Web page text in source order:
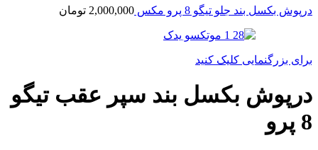
درپوش بکسل بند جلو تیگو 8 پرو مکس 2,000,000 تومان
برای بزرگنمایی کلیک کنید
درپوش بکسل بند سپر عقب تیگو
8 پرو